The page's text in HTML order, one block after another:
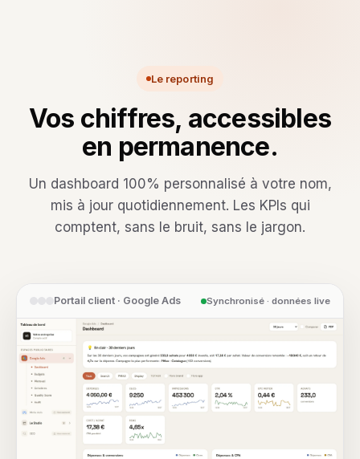
Le reporting
Vos chiffres, accessibles
en permanence.
Un dashboard 100% personnalisé à votre nom,
mis à jour quotidiennement. Les KPIs qui
comptent, sans le bruit, sans le jargon.
Portail client · Google Ads Synchronisé · données live